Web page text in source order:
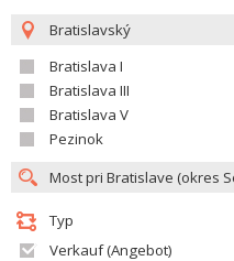
Bratislavský
Bratislava I
Bratislava III
Bratislava V
Pezinok
Typ
Verkauf (Angebot)